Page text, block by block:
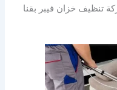
تنظيف خزان فيبر بقنا